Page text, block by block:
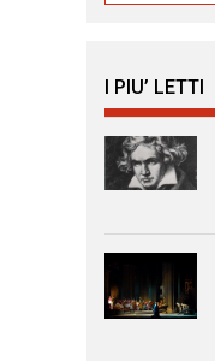
I PIU’ LETTI